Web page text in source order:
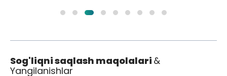
Sog'liqni saqlash maqolalari &
Yangilanishlar